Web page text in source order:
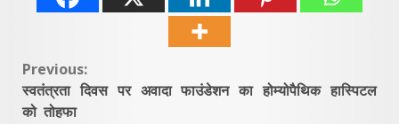
Continue
Reading
Previous:
स्वतंत्रता दिवस पर अवादा फाउंडेशन का होम्योपैथिक हास्पिटल
को तोहफा